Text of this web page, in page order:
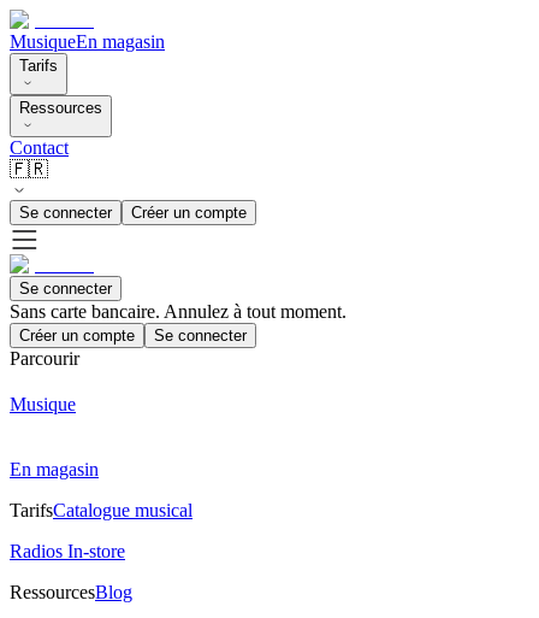
MusiqueEn magasin
Tarifs
Ressources
Contact
🇫🇷
Se connecter Créer un compte
Se connecter
Sans carte bancaire. Annulez à tout moment.
Créer un compte Se connecter
Parcourir
Musique
En magasin
TarifsCatalogue musical
Radios In-store
RessourcesBlog